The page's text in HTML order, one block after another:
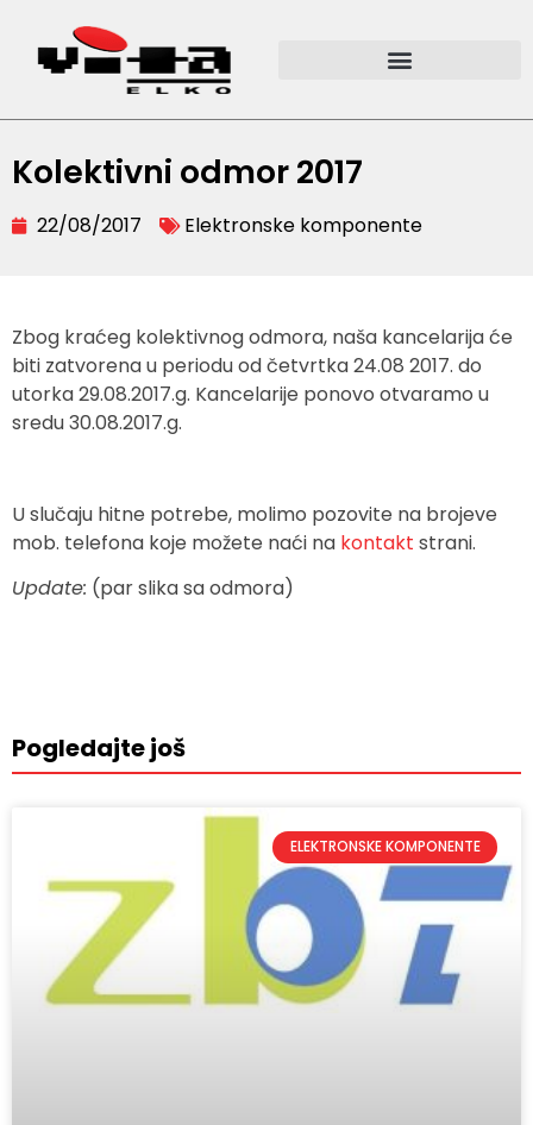
Kolektivni odmor 2017
22/08/2017 Elektronske komponente
Zbog kraćeg kolektivnog odmora, naša kancelarija će
biti zatvorena u periodu od četvrtka 24.08 2017. do
utorka 29.08.2017.g. Kancelarije ponovo otvaramo u
sredu 30.08.2017.g.
U slučaju hitne potrebe, molimo pozovite na brojeve
mob. telefona koje možete naći na kontakt strani.
Update: (par slika sa odmora)
Pogledajte još
ELEKTRONSKE KOMPONENTE